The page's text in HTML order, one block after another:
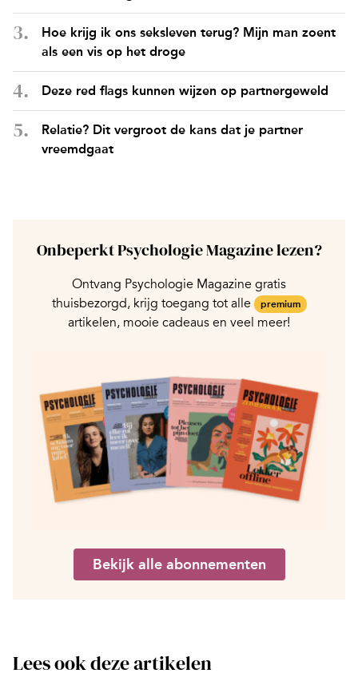
Hoe krijg ik ons seksleven terug? Mijn man zoent
als een vis op het droge
Deze red flags kunnen wijzen op partnergeweld
Relatie? Dit vergroot de kans dat je partner
vreemdgaat
Onbeperkt Psychologie Magazine lezen?
Ontvang Psychologie Magazine gratis
thuisbezorgd, krijg toegang tot alle
premium
artikelen, mooie cadeaus en veel meer!
Bekijk alle abonnementen
Lees ook deze artikelen